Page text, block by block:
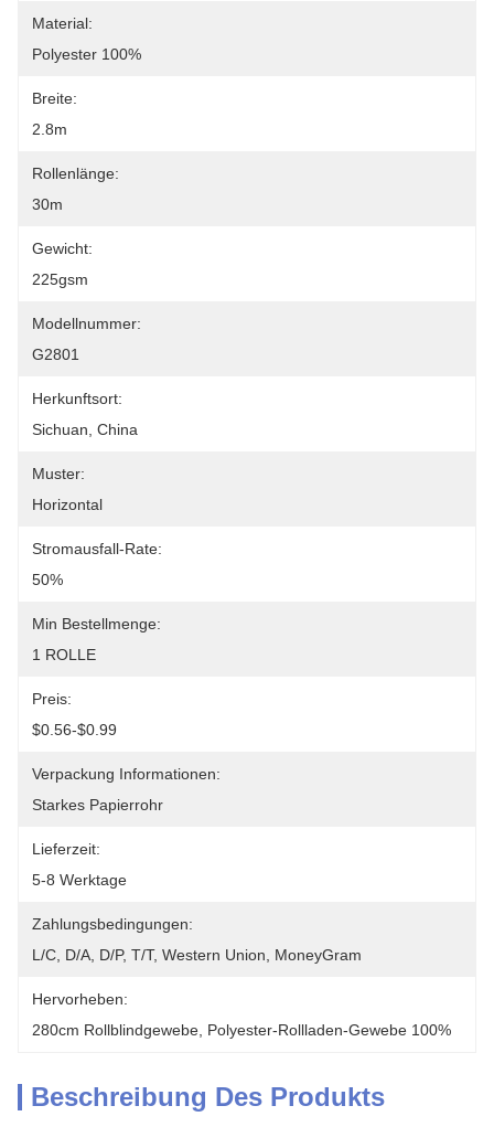
Material:
Polyester 100%
Breite:
2.8m
Rollenlänge:
30m
Gewicht:
225gsm
Modellnummer:
G2801
Herkunftsort:
Sichuan, China
Muster:
Horizontal
Stromausfall-Rate:
50%
Min Bestellmenge:
1 ROLLE
Preis:
$0.56-$0.99
Verpackung Informationen:
Starkes Papierrohr
Lieferzeit:
5-8 Werktage
Zahlungsbedingungen:
L/C, D/A, D/P, T/T, Western Union, MoneyGram
Hervorheben:
280cm Rollblindgewebe Polyester-Rollladen-Gewebe 100%
Beschreibung Des Produkts